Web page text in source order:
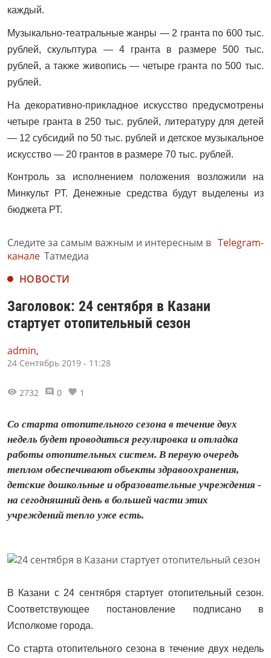
каждый.
Музыкально-театральные жанры — 2 гранта по 600 тыс.
рублей, скульптура — 4 гранта в размере 500 тыс.
рублей, а также живопись — четыре гранта по 500 тыс.
рублей.
На декоративно-прикладное искусство предусмотрены
четыре гранта в 250 тыс. рублей, литературу для детей
— 12 субсидий по 50 тыс. рублей и детское музыкальное
искусство — 20 грантов в размере 70 тыс. рублей.
Контроль за исполнением положения возложили на
Минкульт РТ. Денежные средства будут выделены из
бюджета РТ.
Следите за самым важным и интересным в Telegram-
канале Татмедиа
НОВОСТИ
Заголовок: 24 сентября в Казани
стартует отопительный сезон
admin,
24 Сентябрь 2019 - 11:28
2732 0 1
Со старта отопительного сезона в течение двух
недель будет проводиться регулировка и отладка
работы отопительных систем. В первую очередь
теплом обеспечивают объекты здравоохранения,
детские дошкольные и образовательные учреждения -
на сегодняшний день в большей части этих
учреждений тепло уже есть.
В Казани с 24 сентября стартует отопительный сезон.
Соответствующее постановление подписано в
Исполкоме города.
Со старта отопительного сезона в течение двух недель